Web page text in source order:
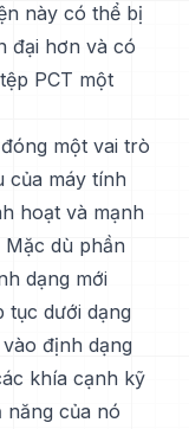
này có thể bị
đại hơn và có
PCT một
một vai trò
của máy tính
hoạt và mạnh
dù phần
dạng mới
tục dưới dạng
định dạng
khía cạnh kỹ
năng của nó